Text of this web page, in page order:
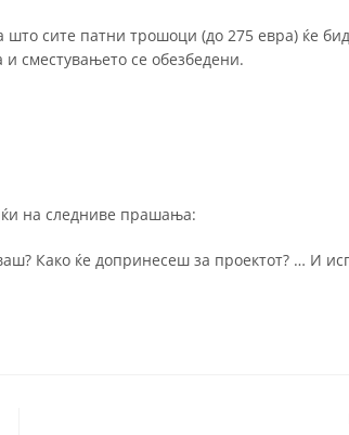
сите патни трошоци (до 275 евра) ќе
сместувањето се обезбедени.
на следниве прашања:
Како ќе допринесеш за проектот? … И